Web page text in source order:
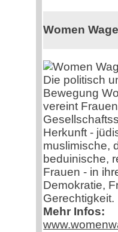
Women
Die politisch
Bewegung
vereint
Herkunft -
muslimische,
beduinische,
Frauen - in
Demokratie,
Gerechtigkeit.
Mehr Infos: